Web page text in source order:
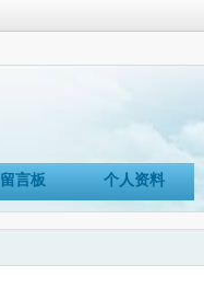
留言板 个人资料